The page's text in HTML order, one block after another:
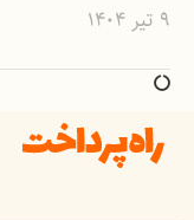
۹ تیر ۱۴۰۴